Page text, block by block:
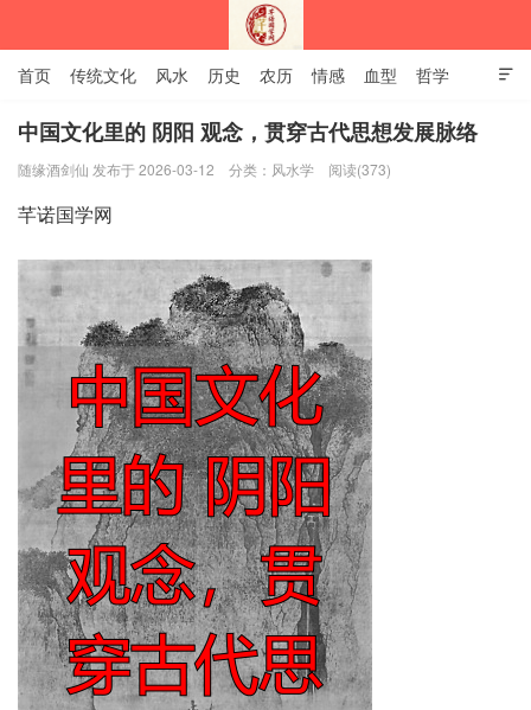

首页 传统文化 风水 历史 农历 情感 血型 哲学
姻缘 12生肖 安易之风水学
中国文化里的 阴阳 观念，贯穿古代思想发展脉络
随缘酒剑仙 发布于 2026-03-12 分类： 风水学 阅读(373)